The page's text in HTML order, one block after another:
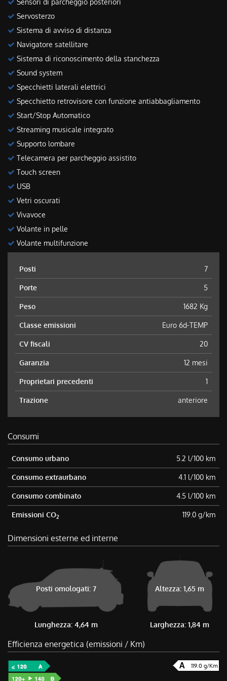
Sensori di parcheggio posteriori
Servosterzo
Sistema di avviso di distanza
Navigatore satellitare
Sistema di riconoscimento della stanchezza
Sound system
Specchietti laterali elettrici
Specchietto retrovisore con funzione antiabbagliamento
Start/Stop Automatico
Streaming musicale integrato
Supporto lombare
Telecamera per parcheggio assistito
Touch screen
USB
Vetri oscurati
Vivavoce
Volante in pelle
Volante multifunzione
Posti 7
Porte 5
Peso 1682 Kg
Classe emissioni Euro 6d-TEMP
CV fiscali 20
Garanzia 12 mesi
Proprietari precedenti 1
Trazione anteriore
Consumi
Consumo urbano 5.2 l/100 km
Consumo extraurbano 4.1 l/100 km
Consumo combinato 4.5 l/100 km
Emissioni CO2 119.0 g/km
Dimensioni esterne ed interne
Posti omologati: 7
Lunghezza: 4,64 m
Altezza: 1,65 m
Larghezza: 1,84 m
Efficienza energetica (emissioni / Km)
119.0 g/Km